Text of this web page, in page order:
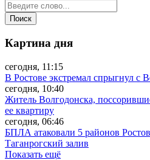
Картина дня
сегодня, 11:15
В Ростове экстремал спрыгнул с
сегодня, 10:40
Житель Волгодонска,
ее квартиру
сегодня, 06:46
БПЛА атаковали 5 районов
Таганрогский залив
Показать ещё